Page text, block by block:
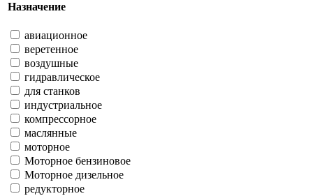
Назначение
авиационное
веретенное
воздушные
гидравлическое
для станков
индустриальное
компрессорное
маслянные
моторное
Моторное бензиновое
Моторное дизельное
редукторное